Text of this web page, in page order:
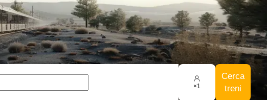
×1
Cerca
treni